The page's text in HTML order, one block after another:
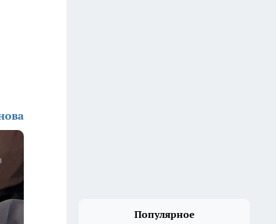
Популярное